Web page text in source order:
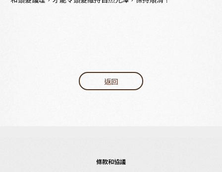
返回
條款和協議